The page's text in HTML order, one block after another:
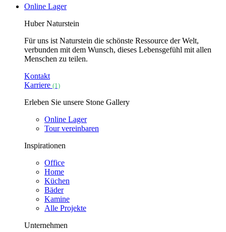
Online Lager
Huber Naturstein
Für uns ist Naturstein die schönste Ressource der Welt,
verbunden mit dem Wunsch, dieses Lebensgefühl mit allen
Menschen zu teilen.
Kontakt
Karriere (1)
Erleben Sie unsere Stone Gallery
Online Lager
Tour vereinbaren
Inspirationen
Office
Home
Küchen
Bäder
Kamine
Alle Projekte
Unternehmen